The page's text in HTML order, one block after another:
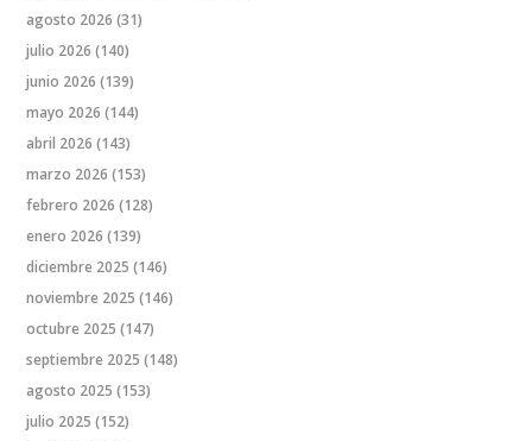
agosto 2026 (31)
julio 2026 (140)
junio 2026 (139)
mayo 2026 (144)
abril 2026 (143)
marzo 2026 (153)
febrero 2026 (128)
enero 2026 (139)
diciembre 2025 (146)
noviembre 2025 (146)
octubre 2025 (147)
septiembre 2025 (148)
agosto 2025 (153)
julio 2025 (152)